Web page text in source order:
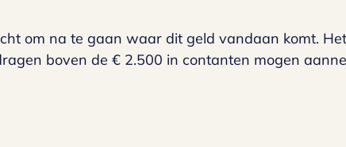
om na te gaan waar dit geld vandaan komt.
boven de € 2.500 in contanten mogen